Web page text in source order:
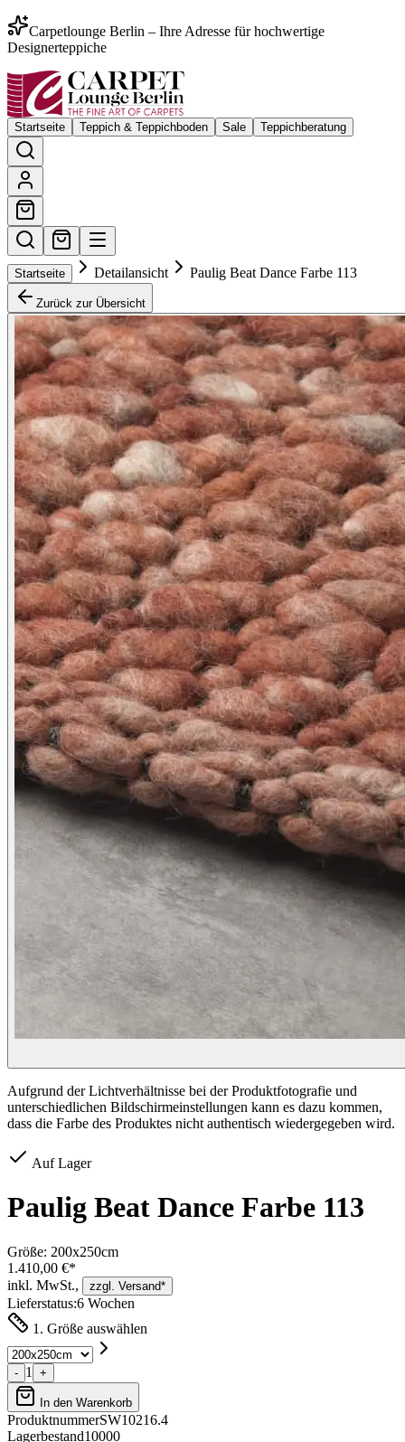
Carpetlounge Berlin – Ihre Adresse für hochwertige
Designerteppiche
Startseite Teppich & Teppichboden Sale Teppichberatung
Startseite Detailansicht Paulig Beat Dance Farbe 113
Zurück zur Übersicht
Aufgrund der Lichtverhältnisse bei der Produktfotografie und
unterschiedlichen Bildschirmeinstellungen kann es dazu kommen,
dass die Farbe des Produktes nicht authentisch wiedergegeben wird.
Auf Lager
Paulig Beat Dance Farbe 113
Größe: 200x250cm
1.410,00 €*
inkl. MwSt.,
zzgl. Versand*
Lieferstatus:6 Wochen
1. Größe auswählen
- 1 +
In den Warenkorb
ProduktnummerSW10216.4
Lagerbestand10000